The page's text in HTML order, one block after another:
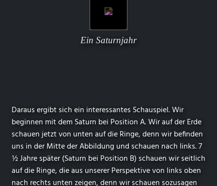
Ein Saturnjahr
Daraus ergibt sich ein interessantes Schauspiel. Wir
beginnen mit dem Saturn bei Position A. Wir auf der Erde
schauen jetzt von unten auf die Ringe, denn wir befinden
uns in der Mitte der Abbildung und schauen nach links. 7
½ Jahre später (Saturn bei Position B) schauen wir seitlich
auf die Ringe, die aus unserer Perspektive von links oben
nach rechts unten zeigen, denn wir schauen sozusagen